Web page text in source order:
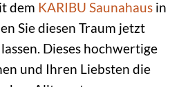
dem KARIBU Saunahaus in
Sie diesen Traum jetzt
Dieses hochwertige
und Ihren Liebsten die